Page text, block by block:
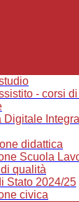
- corsi
Digitale
didattica
Scuola
qualità
Stato 2024/25
civica